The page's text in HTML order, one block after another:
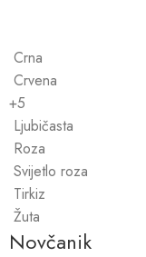
Crna
Crvena
+5
Ljubičasta
Roza
Svijetlo roza
Tirkiz
Žuta
Novčanik